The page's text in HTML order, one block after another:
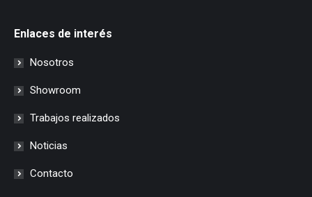
Enlaces de interés
Nosotros
Showroom
Trabajos realizados
Noticias
Contacto